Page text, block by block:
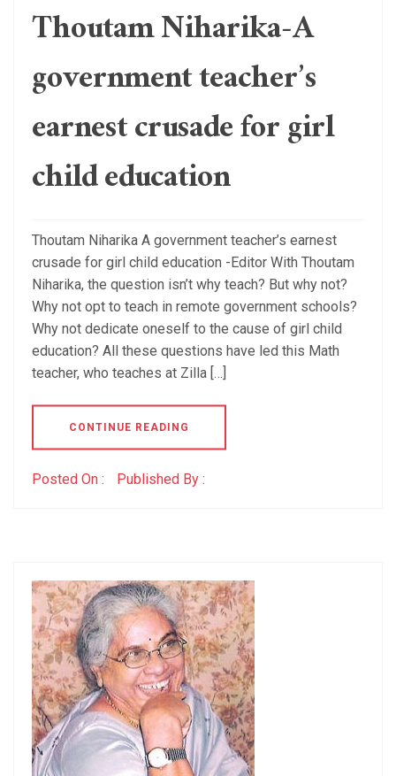
Thoutam Niharika-A
government teacher’s
earnest crusade for girl
child education
Thoutam Niharika A government teacher’s earnest
crusade for girl child education -Editor With Thoutam
Niharika, the question isn’t why teach? But why not?
Why not opt to teach in remote government schools?
Why not dedicate oneself to the cause of girl child
education? All these questions have led this Math
teacher, who teaches at Zilla […]
CONTINUE READING
Posted On : Published By :